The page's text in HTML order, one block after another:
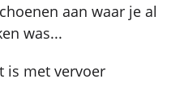
aan waar je al
was...
is met vervoer